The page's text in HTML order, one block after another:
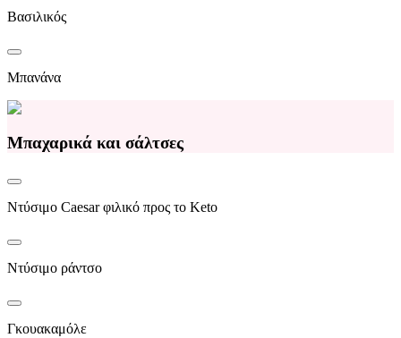
Βασιλικός
Μπανάνα
Μπαχαρικά και σάλτσες
Ντύσιμο Caesar φιλικό προς το Keto
Ντύσιμο ράντσο
Γκουακαμόλε